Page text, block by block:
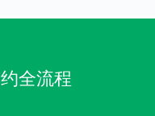
全流程